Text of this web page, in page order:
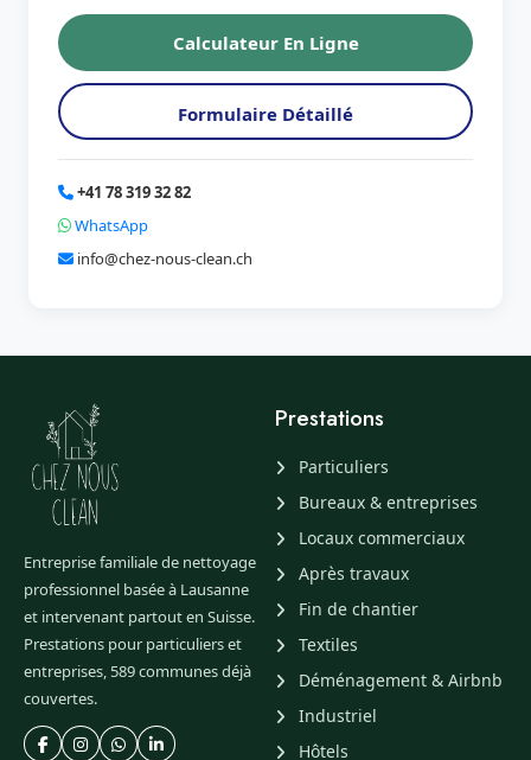
Calculateur En Ligne
Formulaire Détaillé
+41 78 319 32 82
WhatsApp
info@chez-nous-clean.ch
Entreprise familiale de nettoyage
professionnel basée à Lausanne
et intervenant partout en Suisse.
Prestations pour particuliers et
entreprises, 589 communes déjà
couvertes.
Prestations
Particuliers
Bureaux & entreprises
Locaux commerciaux
Après travaux
Fin de chantier
Textiles
Déménagement & Airbnb
Industriel
Hôtels